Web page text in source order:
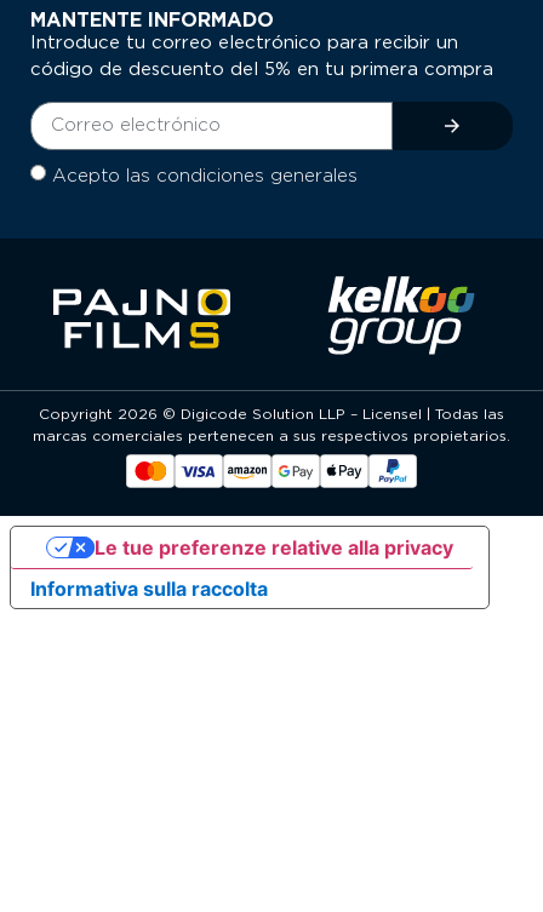
MANTENTE INFORMADO
Introduce tu correo electrónico para recibir un
código de descuento del 5% en tu primera compra
Acepto las condiciones generales
Copyright 2026 © Digicode Solution LLP – Licensel | Todas las
marcas comerciales pertenecen a sus respectivos propietarios.
Informativa sulla raccolta
Le tue preferenze relative alla privacy